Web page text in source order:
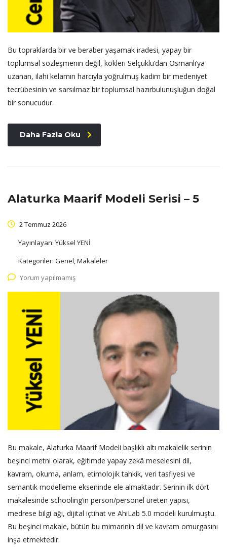
Bu topraklarda bir ve beraber yaşamak iradesi, yapay bir
toplumsal sözleşmenin değil, kökleri Selçuklu’dan Osmanlı’ya
uzanan, ilahi kelamın harcıyla yoğrulmuş kadim bir medeniyet
tecrübesinin ve sarsılmaz bir toplumsal hazırbulunuşluğun doğal
bir sonucudur.
Daha Fazla Oku
Alaturka Maarif Modeli Serisi – 5
2 Temmuz 2026
Yayınlayan: Yüksel YENİ
Kategoriler: Genel, Makaleler
Yorum yapılmamış
Bu makale, Alaturka Maarif Modeli başlıklı altı makalelik serinin
beşinci metni olarak, eğitimde yapay zekâ meselesini dil,
kavram, okuma, anlam, etimolojik tahkik, veri tasfiyesi ve
semantik modelleme ekseninde ele almaktadır. Serinin ilk dört
makalesinde schooling’in person/personel üreten yapısı,
medrese bilgi ağı, dijital içtihat ve AhiLab 5.0 modeli kurulmuştu.
Bu beşinci makale, bütün bu mimarinin dil ve kavram omurgasını
inşa etmektedir.